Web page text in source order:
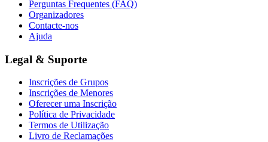
Perguntas Frequentes (FAQ)
Organizadores
Contacte-nos
Ajuda
Legal & Suporte
Inscrições de Grupos
Inscrições de Menores
Oferecer uma Inscrição
Política de Privacidade
Termos de Utilização
Livro de Reclamações